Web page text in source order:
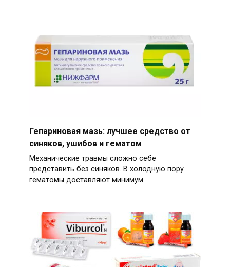
Гепариновая мазь: лучшее средство от
синяков, ушибов и гематом
Механические травмы сложно себе
представить без синяков. В холодную пору
гематомы доставляют минимум